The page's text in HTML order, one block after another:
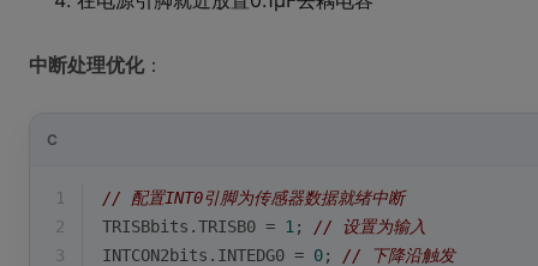
中断处理优化：
C
1
// 配置INT0引脚为传感器数据就绪中断
2
TRISBbits.TRISB0 = 1 ; // 设置为输入
3
INTCON2bits.INTEDG0 = 0; // 下降沿触发